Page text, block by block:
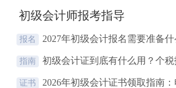
初级会计师报考指导
报名 2027年初级会计报名需要准备
指南 初级会计证到底有什么用？个
证书 2026年初级会计证书领取指南